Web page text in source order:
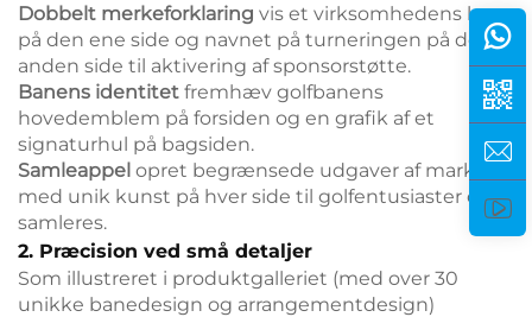
Dobbelt merkeforklaring vis et virksomhedens logo
på den ene side og navnet på turneringen på den
anden side til aktivering af sponsorstøtte.
Banens identitet fremhæv golfbanens
hovedemblem på forsiden og en grafik af et
signaturhul på bagsiden.
Samleappel opret begrænsede udgaver af markører
med unik kunst på hver side til golfentusiaster og
samleres.
2. Præcision ved små detaljer
Som illustreret i produktgalleriet (med over 30
unikke banedesign og arrangementdesign)